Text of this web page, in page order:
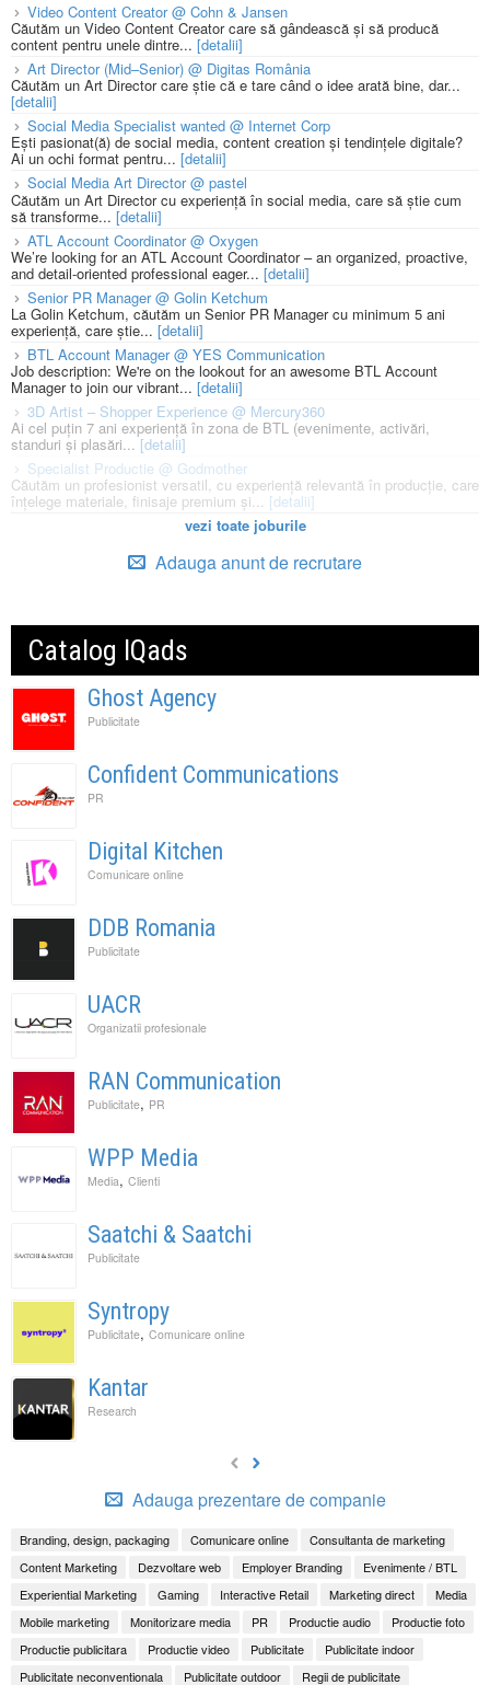
Video Content Creator @ Cohn & Jansen
Căutăm un Video Content Creator care să gândească și să producă
content pentru unele dintre... [detalii]
Art Director (Mid–Senior) @ Digitas România
Căutăm un Art Director care știe că e tare când o idee arată bine, dar...
[detalii]
Social Media Specialist wanted @ Internet Corp
Ești pasionat(ă) de social media, content creation și tendințele digitale?
Ai un ochi format pentru... [detalii]
Social Media Art Director @ pastel
Căutăm un Art Director cu experiență în social media, care să știe cum
să transforme... [detalii]
ATL Account Coordinator @ Oxygen
We’re looking for an ATL Account Coordinator – an organized, proactive,
and detail-oriented professional eager... [detalii]
Senior PR Manager @ Golin Ketchum
La Golin Ketchum, căutăm un Senior PR Manager cu minimum 5 ani
experiență, care știe... [detalii]
BTL Account Manager @ YES Communication
Job description: We're on the lookout for an awesome BTL Account
Manager to join our vibrant... [detalii]
3D Artist – Shopper Experience @ Mercury360
Ai cel puțin 7 ani experiență în zona de BTL (evenimente, activări,
standuri și plasări...[detalii]
Specialist Productie @ Godmother
Căutăm un profesionist versatil, cu experiență relevantă în producție, care
înțelege materiale, finisaje premium și... [detalii]
vezi toate joburile
Adauga anunt de recrutare
Catalog IQads
Ghost Agency
Publicitate
Confident Communications
PR
Digital Kitchen
Comunicare online
DDB Romania
Publicitate
UACR
Organizatii profesionale
RAN Communication
Publicitate, PR
WPP Media
Media, Clienti
Saatchi & Saatchi
Publicitate
Syntropy
Publicitate, Comunicare online
Kantar
Research
Adauga prezentare de companie
Branding, design, packaging Comunicare online
Consultanta de marketing
Content Marketing
Dezvoltare web Employer Branding
Evenimente / BTL
Experiential Marketing
Gaming Interactive Retail Marketing direct
Media
Mobile marketing
Monitorizare media PR Productie audio
Productie foto
Productie publicitara
Productie video Publicitate
Publicitate indoor
Publicitate neconventionala
Publicitate outdoor Regii de publicitate